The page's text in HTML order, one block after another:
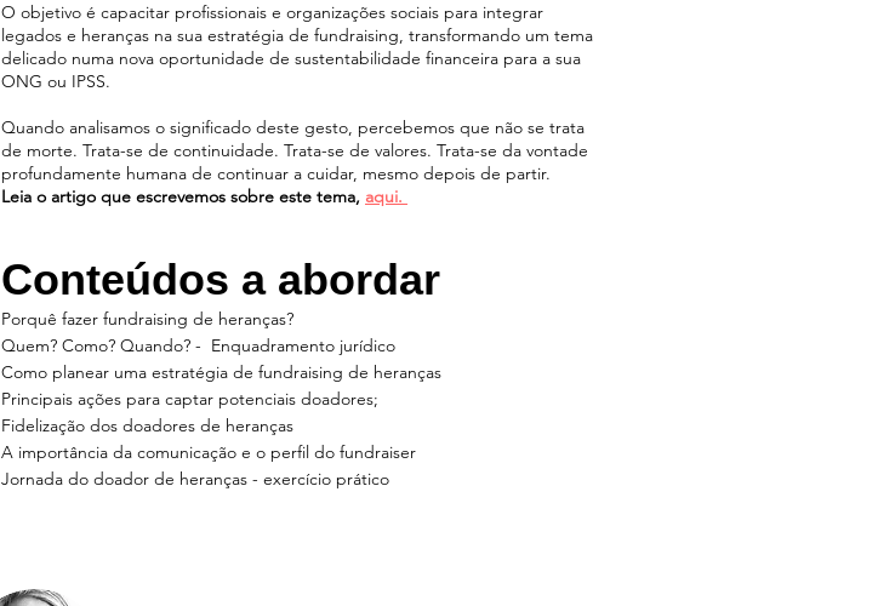
O objetivo é capacitar profissionais e organizações sociais para integrar
legados e heranças na sua estratégia de fundraising, transformando um tema
delicado numa nova oportunidade de sustentabilidade financeira para a sua
ONG ou IPSS.
Quando analisamos o significado deste gesto, percebemos que não se trata
de morte. Trata-se de continuidade. Trata-se de valores. Trata-se da vontade
profundamente humana de continuar a cuidar, mesmo depois de partir.
Leia o artigo que escrevemos sobre este tema, aqui.
Conteúdos a abordar
Porquê fazer fundraising de heranças?
Quem? Como? Quando? - Enquadramento jurídico
Como planear uma estratégia de fundraising de heranças
Principais ações para captar potenciais doadores;
Fidelização dos doadores de heranças
A importância da comunicação e o perfil do fundraiser
Jornada do doador de heranças - exercício prático